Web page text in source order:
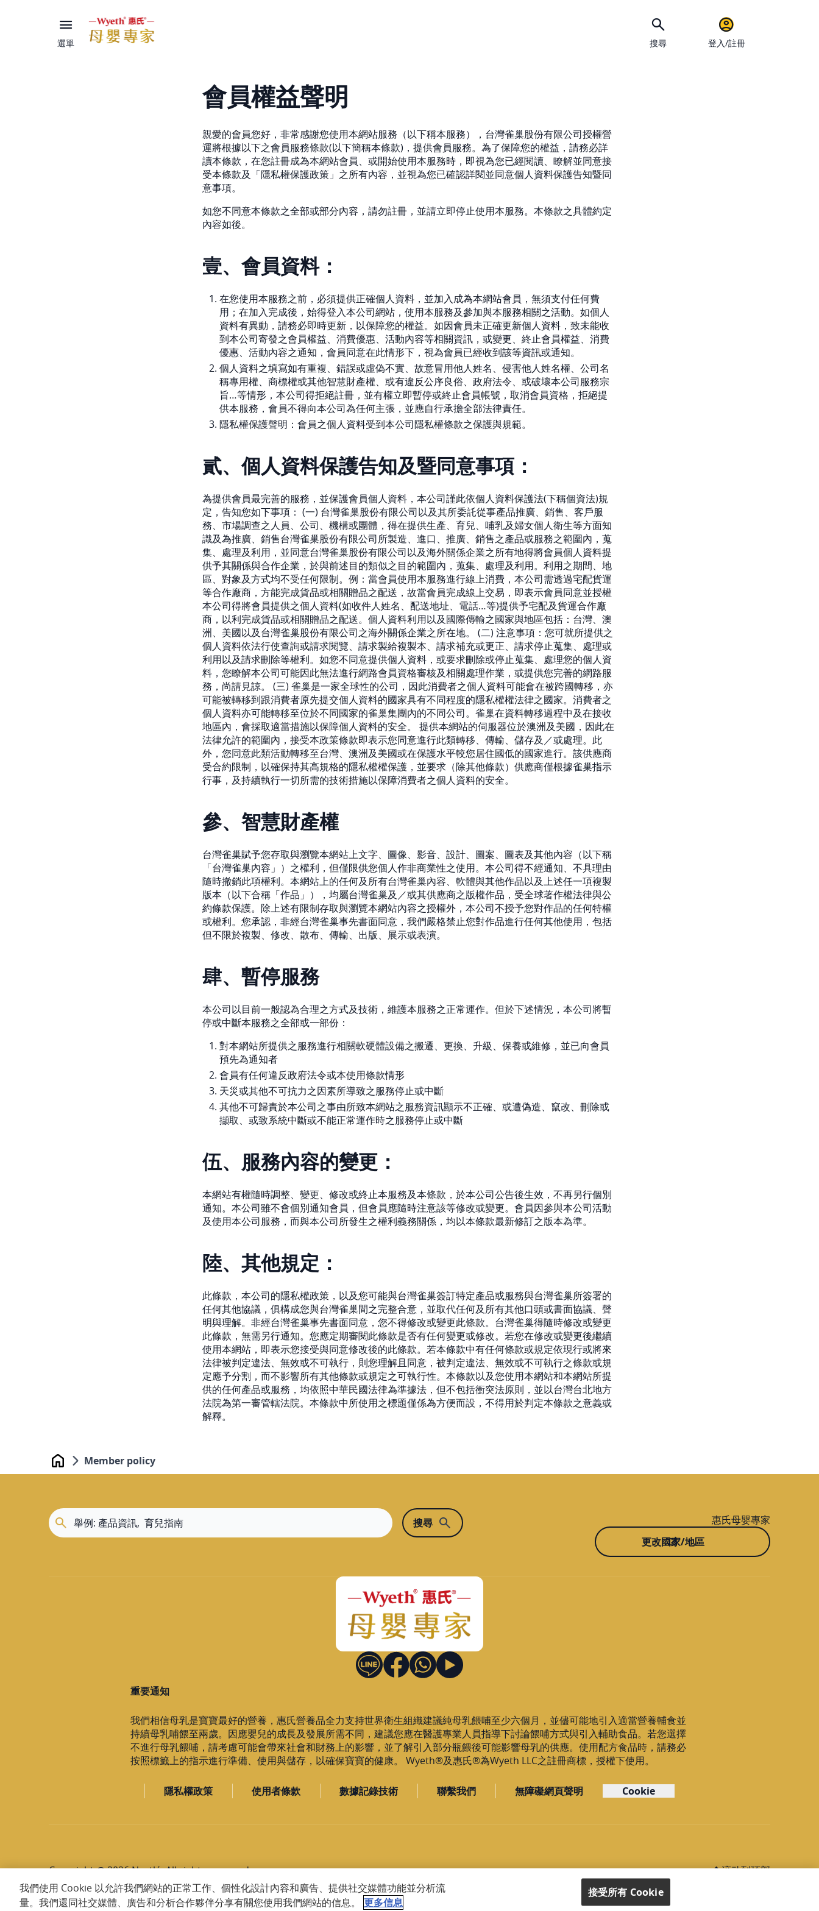
選單 搜尋 登入/註冊
會員權益聲明
親愛的會員您好，非常感謝您使用本網站服務（以下稱本服務），台灣雀巢股份有限公司授權營
運將根據以下之會員服務條款(以下簡稱本條款)，提供會員服務。為了保障您的權益，請務必詳
讀本條款，在您註冊成為本網站會員、或開始使用本服務時，即視為您已經閱讀、瞭解並同意接
受本條款及「隱私權保護政策」之所有內容，並視為您已確認詳閱並同意個人資料保護告知暨同
意事項。
如您不同意本條款之全部或部分內容，請勿註冊，並請立即停止使用本服務。本條款之具體約定
內容如後。
壹、會員資料：
在您使用本服務之前，必須提供正確個人資料，並加入成為本網站會員，無須支付任何費
用；在加入完成後，始得登入本公司網站，使用本服務及參加與本服務相關之活動。如個人
資料有異動，請務必即時更新，以保障您的權益。如因會員未正確更新個人資料，致未能收
到本公司寄發之會員權益、消費優惠、活動內容等相關資訊，或變更、終止會員權益、消費
優惠、活動內容之通知，會員同意在此情形下，視為會員已經收到該等資訊或通知。
個人資料之填寫如有重複、錯誤或虛偽不實、故意冒用他人姓名、侵害他人姓名權、公司名
稱專用權、商標權或其他智慧財產權、或有違反公序良俗、政府法令、或破壞本公司服務宗
旨…等情形，本公司得拒絕註冊，並有權立即暫停或終止會員帳號，取消會員資格，拒絕提
供本服務，會員不得向本公司為任何主張，並應自行承擔全部法律責任。
隱私權保護聲明：會員之個人資料受到本公司隱私權條款之保護與規範。
貳、個人資料保護告知及暨同意事項：
為提供會員最完善的服務，並保護會員個人資料，本公司謹此依個人資料保護法(下稱個資法)規
定，告知您如下事項： (一) 台灣雀巢股份有限公司以及其所委託從事產品推廣、銷售、客戶服
務、市場調查之人員、公司、機構或團體，得在提供生產、育兒、哺乳及婦女個人衛生等方面知
識及為推廣、銷售台灣雀巢股份有限公司所製造、進口、推廣、銷售之產品或服務之範圍內，蒐
集、處理及利用，並同意台灣雀巢股份有限公司以及海外關係企業之所有地得將會員個人資料提
供予其關係與合作企業，於與前述目的類似之目的範圍內，蒐集、處理及利用。利用之期間、地
區、對象及方式均不受任何限制。例：當會員使用本服務進行線上消費，本公司需透過宅配貨運
等合作廠商，方能完成貨品或相關贈品之配送，故當會員完成線上交易，即表示會員同意並授權
本公司得將會員提供之個人資料(如收件人姓名、配送地址、電話…等)提供予宅配及貨運合作廠
商，以利完成貨品或相關贈品之配送。個人資料利用以及國際傳輸之國家與地區包括：台灣、澳
洲、美國以及台灣雀巢股份有限公司之海外關係企業之所在地。 (二) 注意事項：您可就所提供之
個人資料依法行使查詢或請求閱覽、請求製給複製本、請求補充或更正、請求停止蒐集、處理或
利用以及請求刪除等權利。如您不同意提供個人資料，或要求刪除或停止蒐集、處理您的個人資
料，您瞭解本公司可能因此無法進行網路會員資格審核及相關處理作業，或提供您完善的網路服
務，尚請見諒。 (三) 雀巢是一家全球性的公司，因此消費者之個人資料可能會在被跨國轉移，亦
可能被轉移到跟消費者原先提交個人資料的國家具有不同程度的隱私權權法律之國家。消費者之
個人資料亦可能轉移至位於不同國家的雀巢集團內的不同公司。雀巢在資料轉移過程中及在接收
地區內，會採取適當措施以保障個人資料的安全。 提供本網站的伺服器位於澳洲及美國，因此在
法律允許的範圍內，接受本政策條款即表示您同意進行此類轉移、傳輸、儲存及／或處理。此
外，您同意此類活動轉移至台灣、澳洲及美國或在保護水平較您居住國低的國家進行。該供應商
受合約限制，以確保持其高規格的隱私權權保護，並要求（除其他條款）供應商僅根據雀巢指示
行事，及持續執行一切所需的技術措施以保障消費者之個人資料的安全。
參、智慧財產權
台灣雀巢賦予您存取與瀏覽本網站上文字、圖像、影音、設計、圖案、圖表及其他內容（以下稱
「台灣雀巢內容」）之權利，但僅限供您個人作非商業性之使用。本公司得不經通知、不具理由
隨時撤銷此項權利。本網站上的任何及所有台灣雀巢內容、軟體與其他作品以及上述任一項複製
版本（以下合稱「作品」），均屬台灣雀巢及／或其供應商之版權作品，受全球著作權法律與公
約條款保護。除上述有限制存取與瀏覽本網站內容之授權外，本公司不授予您對作品的任何特權
或權利。您承認，非經台灣雀巢事先書面同意，我們嚴格禁止您對作品進行任何其他使用，包括
但不限於複製、修改、散布、傳輸、出版、展示或表演。
肆、暫停服務
本公司以目前一般認為合理之方式及技術，維護本服務之正常運作。但於下述情況，本公司將暫
停或中斷本服務之全部或一部份：
對本網站所提供之服務進行相關軟硬體設備之搬遷、更換、升級、保養或維修，並已向會員
預先為通知者
會員有任何違反政府法令或本使用條款情形
天災或其他不可抗力之因素所導致之服務停止或中斷
其他不可歸責於本公司之事由所致本網站之服務資訊顯示不正確、或遭偽造、竄改、刪除或
擷取、或致系統中斷或不能正常運作時之服務停止或中斷
伍、服務內容的變更：
本網站有權隨時調整、變更、修改或終止本服務及本條款，於本公司公告後生效，不再另行個別
通知。本公司雖不會個別通知會員，但會員應隨時注意該等修改或變更。會員因參與本公司活動
及使用本公司服務，而與本公司所發生之權利義務關係，均以本條款最新修訂之版本為準。
陸、其他規定：
此條款，本公司的隱私權政策，以及您可能與台灣雀巢簽訂特定產品或服務與台灣雀巢所簽署的
任何其他協議，俱構成您與台灣雀巢間之完整合意，並取代任何及所有其他口頭或書面協議、聲
明與理解。非經台灣雀巢事先書面同意，您不得修改或變更此條款。台灣雀巢得隨時修改或變更
此條款，無需另行通知。您應定期審閱此條款是否有任何變更或修改。若您在修改或變更後繼續
使用本網站，即表示您接受與同意修改後的此條款。若本條款中有任何條款或規定依現行或將來
法律被判定違法、無效或不可執行，則您理解且同意，被判定違法、無效或不可執行之條款或規
定應予分割，而不影響所有其他條款或規定之可執行性。本條款以及您使用本網站和本網站所提
供的任何產品或服務，均依照中華民國法律為準據法，但不包括衝突法原則，並以台灣台北地方
法院為第一審管轄法院。本條款中所使用之標題僅係為方便而設，不得用於判定本條款之意義或
解釋。
Home Member policy
惠氏母嬰專家
更改國家/地區
重要通知
我們相信母乳是寶寶最好的營養，惠氏營養品全力支持世界衛生組織建議純母乳餵哺至少六個月，並儘可能地引入適當營養輔食並
持續母乳哺餵至兩歲。因應嬰兒的成長及發展所需不同，建議您應在醫護專業人員指導下討論餵哺方式與引入輔助食品。若您選擇
不進行母乳餵哺，請考慮可能會帶來社會和財務上的影響，並了解引入部分瓶餵後可能影響母乳的供應。使用配方食品時，請務必
按照標籤上的指示進行準備、使用與儲存，以確保寶寶的健康。 Wyeth®及惠氏®為Wyeth LLC之註冊商標，授權下使用。
隱私權政策 使用者條款 數據記錄技術 聯繫我們 無障礙網頁聲明 Cookie
Copyright @ 2026 Nestlé. All rights reserved.
滚动到顶部
我們使用 Cookie 以允許我們網站的正常工作、個性化設計內容和廣告、提供社交媒體功能並分析流
量。我們還同社交媒體、廣告和分析合作夥伴分享有關您使用我們網站的信息。
更多信息
接受所有 Cookie